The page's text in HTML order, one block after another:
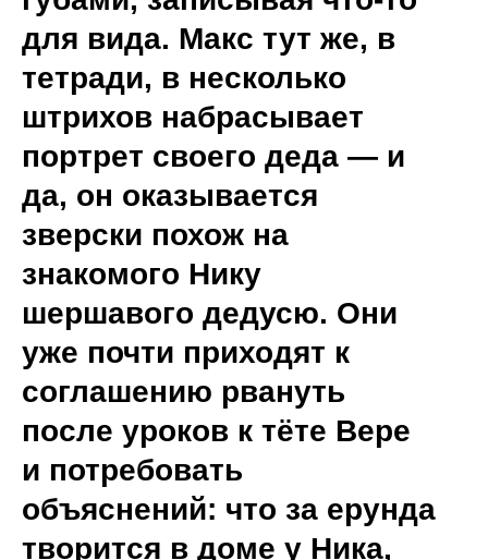
для вида. Макс тут же, в
тетради, в несколько
штрихов набрасывает
портрет своего деда — и
да, он оказывается
зверски похож на
знакомого Нику
шершавого дедусю. Они
уже почти приходят к
соглашению рвануть
после уроков к тёте Вере
и потребовать
объяснений: что за ерунда
творится в доме у Ника,